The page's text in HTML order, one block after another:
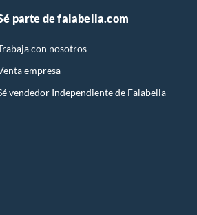
parte de falabella.com
con nosotros
empresa
vendedor Independiente de Falabella